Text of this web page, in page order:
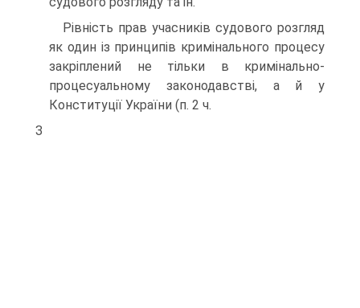
Рівність прав учасників судового розгляд
як один із принципів кримінального процесу
закріплений не тільки в кримінально-
процесуальному законодавстві, а й у
Конституції України (п. 2 ч.
З